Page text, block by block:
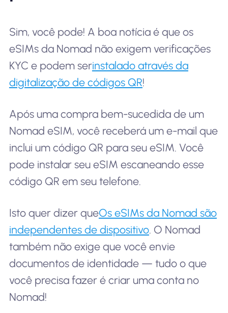
Sim, você pode! A boa notícia é que os
eSIMs da Nomad não exigem verificações
KYC e podem serinstalado através da
digitalização de códigos QR!
Após uma compra bem-sucedida de um
Nomad eSIM, você receberá um e-mail que
inclui um código QR para seu eSIM. Você
pode instalar seu eSIM escaneando esse
código QR em seu telefone.
Isto quer dizer queOs eSIMs da Nomad são
independentes de dispositivo. O Nomad
também não exige que você envie
documentos de identidade — tudo o que
você precisa fazer é criar uma conta no
Nomad!